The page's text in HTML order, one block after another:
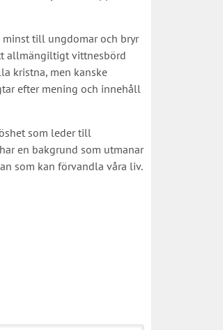
minst till ungdomar och bryr
allmängiltigt vittnesbörd
kristna, men kanske
efter mening och innehåll
som leder till
en bakgrund som utmanar
som kan förvandla våra liv.